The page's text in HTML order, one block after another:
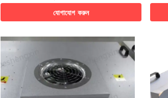
রঞ্জাম ফ্যান ফিল্টার ইউনিট)
যোগাযোগ করুন